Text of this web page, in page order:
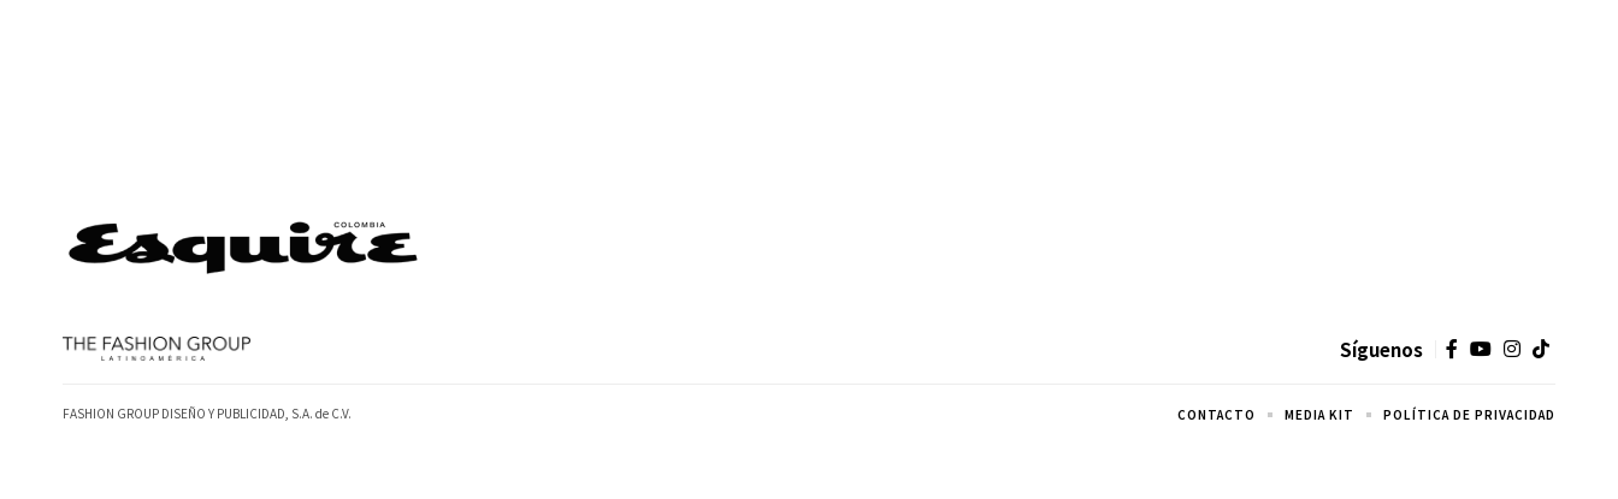
Síguenos
FASHION GROUP DISEÑO Y PUBLICIDAD, S.A. de C.V. CONTACTO MEDIA KIT POLÍTICA DE PRIVACIDAD